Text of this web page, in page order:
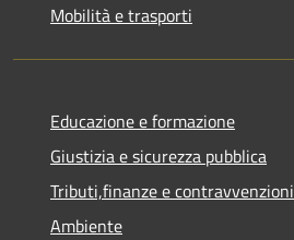
Mobilità e trasporti
Educazione e formazione
Giustizia e sicurezza pubblica
Tributi,finanze e contravvenzioni
Ambiente